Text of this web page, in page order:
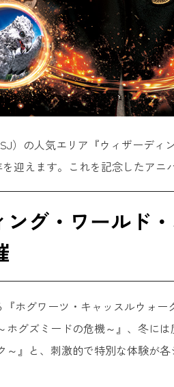
）の人気エリア『ウィザーディ
迎えます。これを記念したア
グ・ワールド
ホグワーツ・キャッスルウォ
グズミードの危機～』、冬に
～』と、刺激的で特別な体験が